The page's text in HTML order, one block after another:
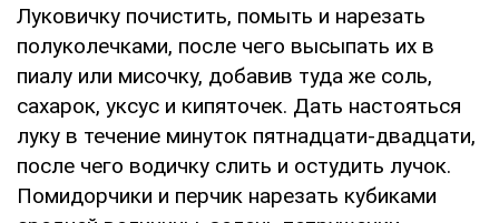
Луковичку почистить, помыть и нарезать
полуколечками, после чего высыпать их в
пиалу или мисочку, добавив туда же соль,
сахарок, уксус и кипяточек. Дать настояться
луку в течение минуток пятнадцати-двадцати,
после чего водичку слить и остудить лучок.
Помидорчики и перчик нарезать кубиками